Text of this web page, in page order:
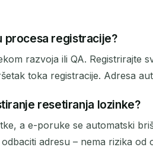
procesa registracije?
razvoja ili QA.
toka registracije. Adresa
resetiranja lozinke?
a e-poruke se automatski
adresu – nema rizika od